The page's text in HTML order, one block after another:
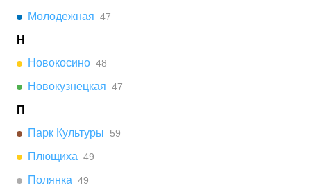
Молодежная 47
Н
Новокосино 48
Новокузнецкая 47
П
Парк Культуры
59
Плющиха 49
Полянка 49